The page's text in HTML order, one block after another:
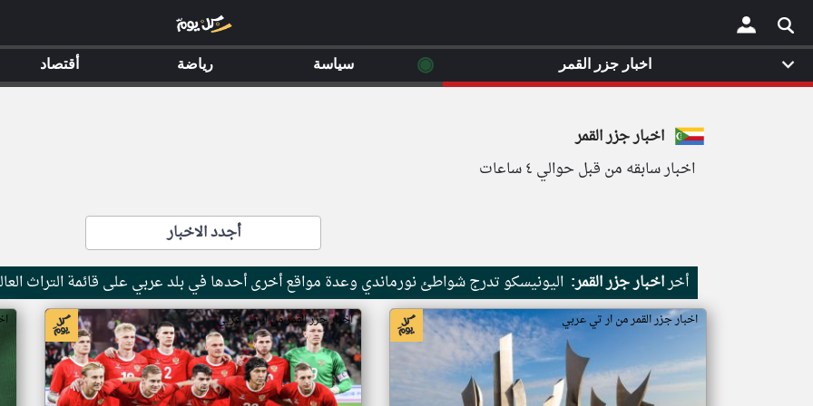
×
اخبار جزر القمر
اخبار سابقه من قبل حوالي ٤ ساعات
أجدد الاخبار
أخراخبار جزر القمر: اليونيسكو تدرج شواطئ نورماندي وعدة مواقع أخرى أحدها في بلد عربي على قائمة التراث
اخبار جزر القمر من ار تي عربي اخبار جزر القمر من ار تي عربي
اخبار جزر القمر ◉ سياسة رياضة أقتصاد